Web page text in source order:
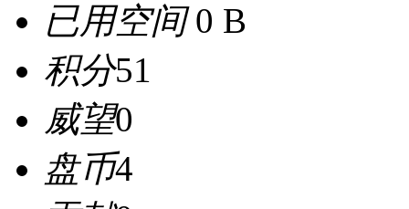
已用空间0 B
积分51
威望0
盘币4